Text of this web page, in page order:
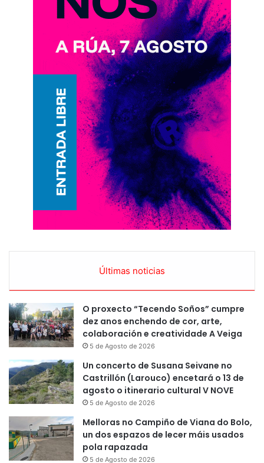
Últimas noticias
O proxecto “Tecendo Soños” cumpre
dez anos enchendo de cor, arte,
colaboración e creatividade A Veiga
5 de Agosto de 2026
Un concerto de Susana Seivane no
Castrillón (Larouco) encetará o 13 de
agosto o itinerario cultural V NOVE
5 de Agosto de 2026
Melloras no Campiño de Viana do Bolo,
un dos espazos de lecer máis usados
pola rapazada
5 de Agosto de 2026